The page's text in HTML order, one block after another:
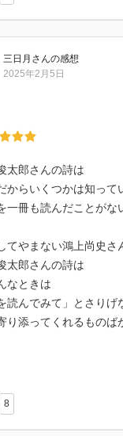
鴻上尚史さんは私に
三日月 さんの感想
2025年2月5日
太郎さんの詩は
からいくつかは知って
一冊も読んだことがな
てやまない鴻上尚史さ
太郎さんの詩は
なときは
読んでみて」とさりげ
り添ってくれるものば
な詩も
を軽くする妙薬だ。
8